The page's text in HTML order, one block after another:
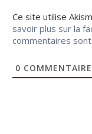
Ce site utilise
savoir plus sur la
commentaires
0